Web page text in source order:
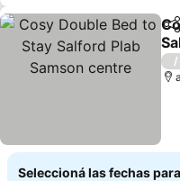
/
Seleccioná las fechas